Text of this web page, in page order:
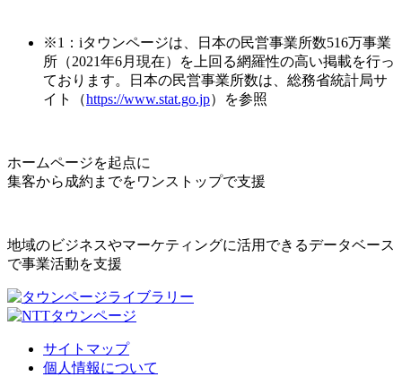
※1：iタウンページは、日本の民営事業所数516万事業
所（2021年6月現在）を上回る網羅性の高い掲載を行っ
ております。日本の民営事業所数は、総務省統計局サ
イト（https://www.stat.go.jp）を参照
ホームページを起点に
集客から成約までをワンストップで支援
地域のビジネスやマーケティングに活用できるデータベース
で事業活動を支援
サイトマップ
個人情報について